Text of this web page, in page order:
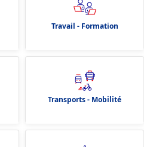
Travail - Formation
Transports - Mobilité